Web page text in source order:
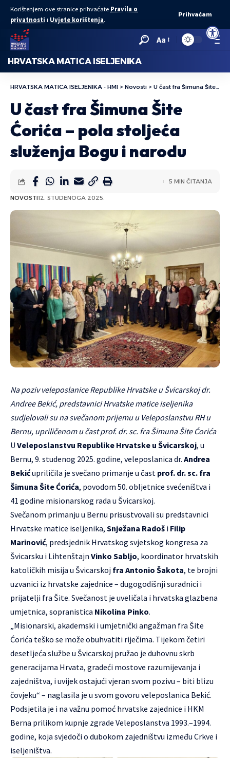
Open
Korištenjem ove stranice prihvaćate Pravila o
privatnosti i Uvjete korištenja.
Prihvaćam
Aa
HRVATSKA MATICA ISELJENIKA
HRVATSKA MATICA ISELJENIKA - HMI > Novosti > U čast fra Šimuna Šite Ćorića – pola stoljeća služenja Bogu i narodu
U čast fra Šimuna Šite
Ćorića – pola stoljeća
služenja Bogu i narodu
NOVOSTI12. STUDENOGA 2025.
5 MIN ČITANJA
Na poziv veleposlanice Republike Hrvatske u Švicarskoj dr.
Andree Bekić, predstavnici Hrvatske matice iseljenika
sudjelovali su na svečanom prijemu u Veleposlanstvu RH u
Bernu, upriličenom u čast prof. dr. sc. fra Šimuna Šite Ćorića
U Veleposlanstvu Republike Hrvatske u Švicarskoj, u
Bernu, 9. studenog 2025. godine, veleposlanica dr. Andrea
Bekićupriličila je svečano primanje u čast prof. dr. sc. fra
Šimuna Šite Ćorića, povodom 50. obljetnice svećeništva i
41 godine misionarskog rada u Švicarskoj.
Svečanom primanju u Bernu prisustvovali su predstavnici
Hrvatske matice iseljenika, Snježana Radoš i Filip
Marinović, predsjednik Hrvatskog svjetskog kongresa za
Švicarsku i Lihtenštajn Vinko Sabljo, koordinator hrvatskih
katoličkih misija u Švicarskoj fra Antonio Šakota, te brojni
uzvanici iz hrvatske zajednice – dugogodišnji suradnici i
prijatelji fra Šite. Svečanost je uveličala i hrvatska glazbena
umjetnica, sopranistica Nikolina Pinko.
„Misionarski, akademski i umjetnički angažman fra Šite
Ćorića teško se može obuhvatiti riječima. Tijekom četiri
desetljeća službe u Švicarskoj pružao je duhovnu skrb
generacijama Hrvata, gradeći mostove razumijevanja i
zajedništva, i uvijek ostajući vjeran svom pozivu – biti blizu
čovjeku“ – naglasila je u svom govoru veleposlanica Bekić.
Podsjetila je i na važnu pomoć hrvatske zajednice i HKM
Berna prilikom kupnje zgrade Veleposlanstva 1993.–1994.
godine, koja svjedoči o dubokom zajedništvu između Crkve i
iseljeništva.